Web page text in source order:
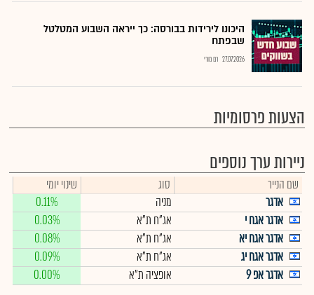
היכונו לירידות בבורסה: כך ייראה השבוע המטלטל
שבפתח
27.07.2026 רם מורי
הצעות פרסומיות
ניירות ערך נוספים
שם הנייר סוג
שינוי יומי
אדגר
מניה
0.11%
אדגר אגח י
אג"ח ת"א
0.03%
אדגר אגח יא
אג"ח ת"א
0.08%
אדגר אגח יג
אג"ח ת"א
0.09%
אדגר אפ 9
אופציה ת"א 0.00%